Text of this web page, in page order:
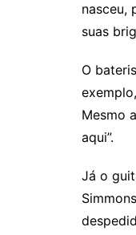
nasceu,
suas
O
Mesmo
aqui”.
Já o